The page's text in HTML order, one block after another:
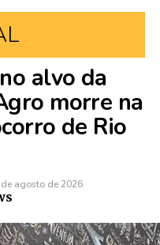
alvo da
morre na
de Rio
agosto de 2026